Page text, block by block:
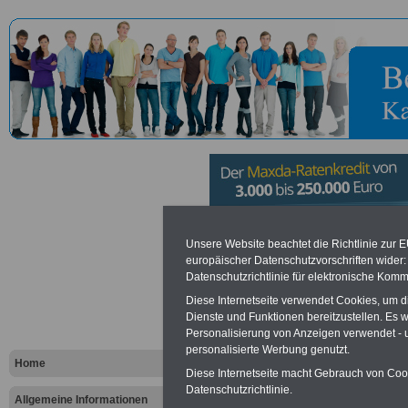
Home
Allgemeine Informationen
Burg in
Vorteile für den öffentlichen
Vergleichen und sparen
Unsere Website beachtet die Richtlinie zur
europäischer Datenschutzvorschriften
Datenschutzrichtlinie für elektronische
Diese Internetseite verwendet Cookies, um
Dienste und Funktionen bereitzustellen. Es
Personalisierung von Anzeigen verwendet
personalisierte Werbung genutzt.
Diese Internetseite macht Gebrauch von
Datenschutzrichtlinie.